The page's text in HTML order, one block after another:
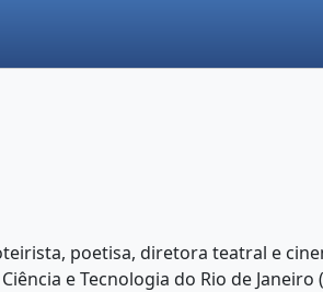
poetisa, diretora teatral e
e Tecnologia do Rio de